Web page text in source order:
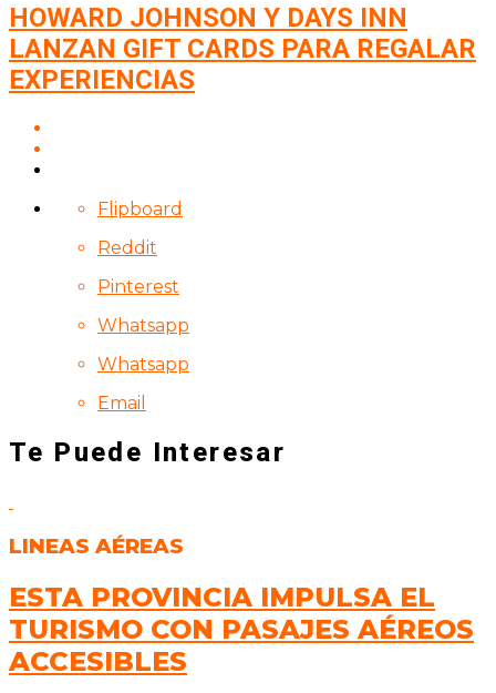
HOWARD JOHNSON Y DAYS INN
LANZAN GIFT CARDS PARA REGALAR
EXPERIENCIAS
Flipboard
Reddit
Pinterest
Whatsapp
Whatsapp
Email
Te Puede Interesar
LINEAS AÉREAS
ESTA PROVINCIA IMPULSA EL
TURISMO CON PASAJES AÉREOS
ACCESIBLES